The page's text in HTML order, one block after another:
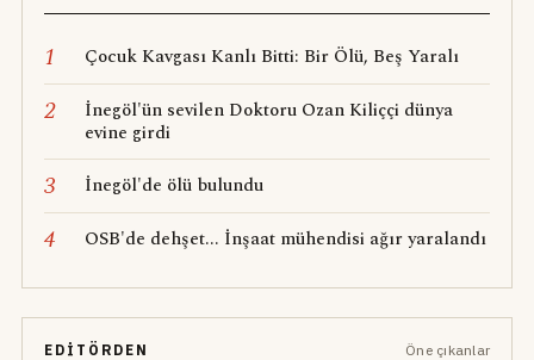
1 Çocuk Kavgası Kanlı Bitti: Bir Ölü, Beş Yaralı
2
İnegöl'ün sevilen Doktoru Ozan Kiliççi dünya
evine girdi
3 İnegöl'de ölü bulundu
4 OSB'de dehşet... İnşaat mühendisi ağır yaralandı
EDITÖRDEN Öne çıkanlar